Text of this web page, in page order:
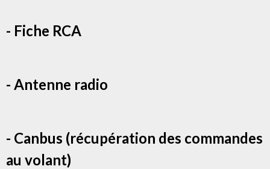
- Fiche RCA
- Antenne radio
- Canbus (récupération des commandes
au volant)